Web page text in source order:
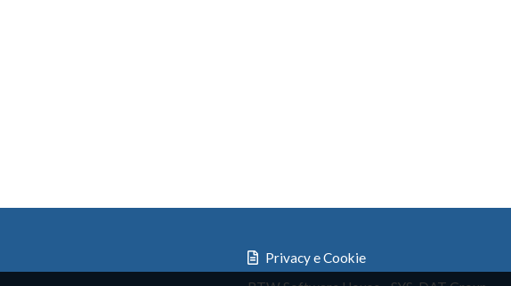
Privacy e Cookie